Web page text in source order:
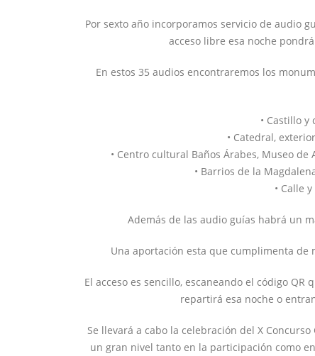
Por sexto año incorporamos servicio de audio
acceso libre esa noche
En estos 35 audios encontraremos los
• Castillo y
• Catedral,
• Centro cultural Baños Árabes, Museo
• Barrios de la
• Calle
Además de las audio guías habrá un
Una aportación esta que cumplimenta de
El acceso es sencillo, escaneando el código
repartirá esa noche o
Se llevará a cabo la celebración del X
un gran nivel tanto en la participación como